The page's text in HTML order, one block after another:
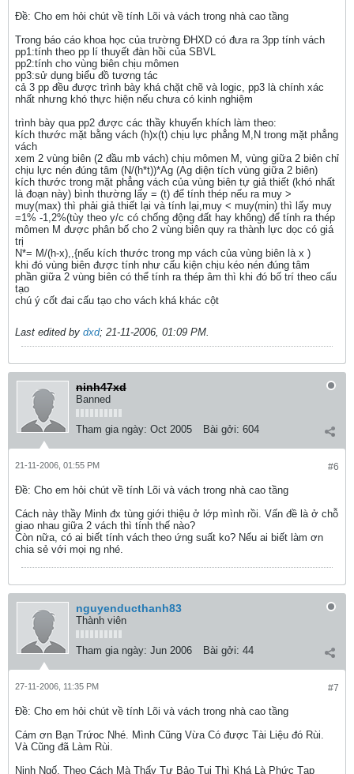
Ðề: Cho em hỏi chút về tính Lõi và vách trong nhà cao tầng
Trong báo cáo khoa học của trường ĐHXD có đưa ra 3pp tính vách
pp1:tính theo pp lí thuyết đàn hồi của SBVL
pp2:tính cho vùng biên chịu mômen
pp3:sử dụng biểu đồ tương tác
cả 3 pp đều được trình bày khá chặt chẽ và logic, pp3 là chính xác
nhất nhưng khó thực hiện nếu chưa có kinh nghiệm
trình bày qua pp2 được các thầy khuyến khích làm theo:
kích thước mặt bằng vách (h)x(t) chịu lực phẳng M,N trong mặt phẳng
vách
xem 2 vùng biên (2 đầu mb vách) chịu mômen M, vùng giữa 2 biên chỉ
chịu lực nén đúng tâm (N/(h*t))*Ag (Ag diện tích vùng giữa 2 biên)
kích thước trong mặt phẳng vách của vùng biên tự giả thiết (khó nhất
là đoạn này) bình thường lấy = (t) để tính thép nếu ra muy >
muy(max) thì phải giả thiết lại và tính lại,muy < muy(min) thì lấy muy
=1% -1,2%(tùy theo y/c có chống động đất hay không) để tính ra thép
mômen M được phân bố cho 2 vùng biên quy ra thành lực dọc có giá
trị
N*= M/(h-x),,{nếu kích thước trong mp vách của vùng biên là x )
khi đó vùng biên được tính như cấu kiện chịu kéo nén đúng tâm
phần giữa 2 vùng biên có thể tính ra thép âm thì khi đó bố trí theo cấu
tạo
chú ý cốt đai cấu tạo cho vách khá khác cột
Last edited by dxd; 21-11-2006, 01:09 PM.
ninh47xd
Banned
Tham gia ngày: Oct 2005 Bài gởi: 604
#6
21-11-2006, 01:55 PM
Ðề: Cho em hỏi chút về tính Lõi và vách trong nhà cao tầng
Cách này thầy Minh đx tùng giới thiệu ở lớp mình rồi. Vấn đề là ở chỗ
giao nhau giữa 2 vách thì tính thế nào?
Còn nữa, có ai biết tính vách theo ứng suất ko? Nếu ai biết làm ơn
chia sẻ với mọi ng nhé.
nguyenducthanh83
Thành viên
Tham gia ngày: Jun 2006 Bài gởi: 44
#7
27-11-2006, 11:35 PM
Ðề: Cho em hỏi chút về tính Lõi và vách trong nhà cao tầng
Cám ơn Bạn Trứoc Nhé. Mình Cũng Vừa Có được Tài Liệu đó Rùi.
Và Cũng đã Làm Rùi.
Ninh Ngố. Theo Cách Mà Thấy Tư Bảo Tui Thì Khá Là Phức Tạp